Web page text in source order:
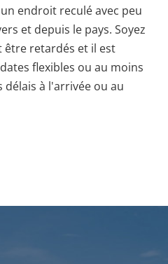
endroit reculé avec peu
et depuis le pays. Soyez
être retardés et il est
flexibles ou au moins
à l'arrivée ou au